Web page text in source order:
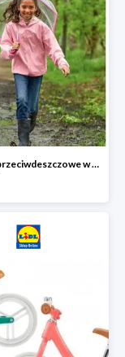
Artykuły przeciwdeszczowe w Lodilu Online do -50%